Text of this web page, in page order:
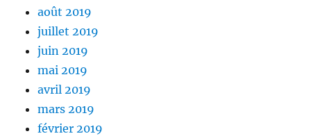
août 2019
juillet 2019
juin 2019
mai 2019
avril 2019
mars 2019
février 2019